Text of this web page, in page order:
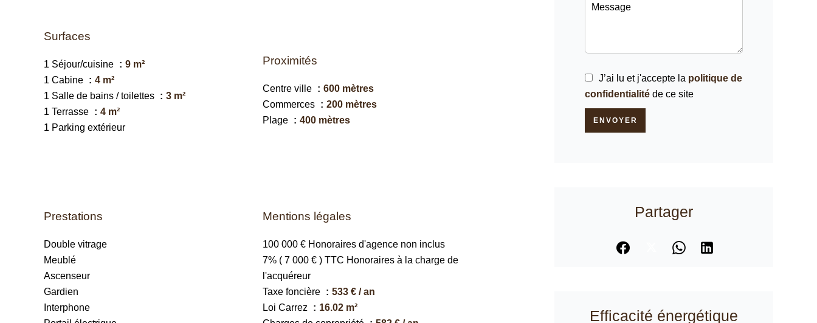
Surfaces
1 Séjour/cuisine
9 m²
1 Cabine
4 m²
1 Salle de bains / toilettes
3 m²
1 Terrasse
4 m²
1 Parking extérieur
Proximités
Centre ville
600 mètres
Commerces
200 mètres
Plage
400 mètres
Prestations
Double vitrage
Meublé
Ascenseur
Gardien
Interphone
Mentions légales
100 000 € Honoraires d'agence non inclus
7% ( 7 000 € ) TTC Honoraires à la charge de
l'acquéreur
Taxe foncière
533 € / an
Loi Carrez
16.02 m²
J’ai lu et j'accepte la politique de
confidentialité de ce site
ENVOYER
Partager
Efficacité énergétique